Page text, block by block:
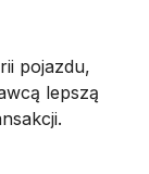
pojazdu,
lepszą